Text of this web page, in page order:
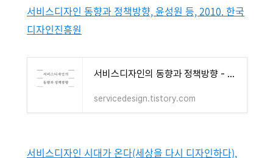
서비스디자인 동향과 정책방향, 윤성원 등, 2010. 한국
디자인진흥원
서비스디자인의 동향과 정책방향 - 2011, 한국디자인진흥원
servicedesign.tistory.com
서비스디자인 시대가 온다(세상을 다시 디자인하다),